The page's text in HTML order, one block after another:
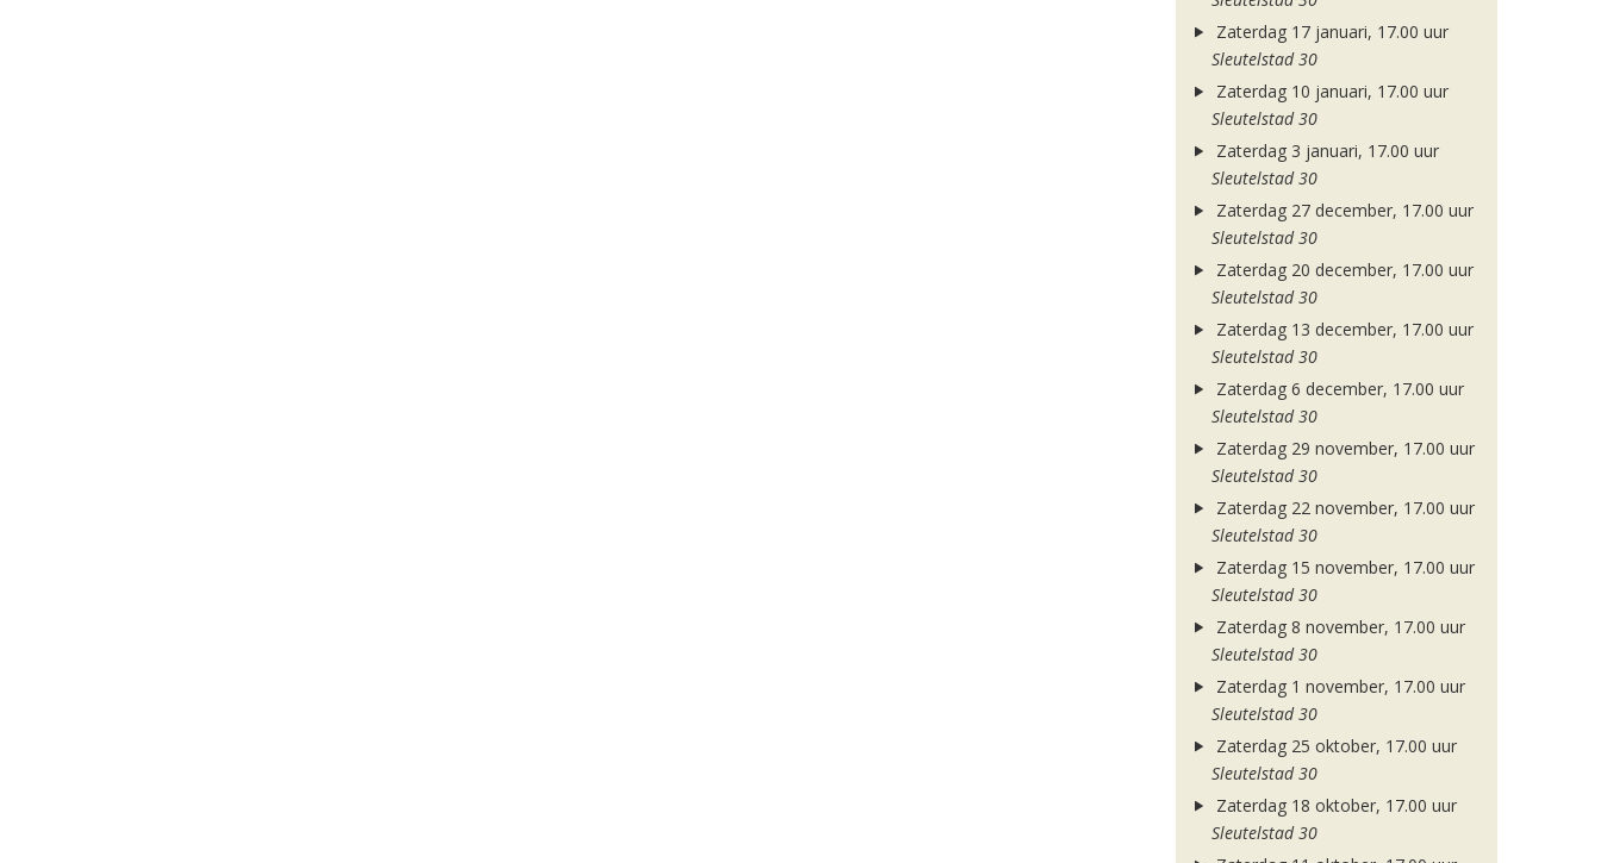
Zaterdag 17 januari, 17.00 uur
Sleutelstad 30
Zaterdag 10 januari, 17.00 uur
Sleutelstad 30
Zaterdag 3 januari, 17.00 uur
Sleutelstad 30
Zaterdag 27 december, 17.00 uur
Sleutelstad 30
Zaterdag 20 december, 17.00 uur
Sleutelstad 30
Zaterdag 13 december, 17.00 uur
Sleutelstad 30
Zaterdag 6 december, 17.00 uur
Sleutelstad 30
Zaterdag 29 november, 17.00 uur
Sleutelstad 30
Zaterdag 22 november, 17.00 uur
Sleutelstad 30
Zaterdag 15 november, 17.00 uur
Sleutelstad 30
Zaterdag 8 november, 17.00 uur
Sleutelstad 30
Zaterdag 1 november, 17.00 uur
Sleutelstad 30
Zaterdag 25 oktober, 17.00 uur
Sleutelstad 30
Zaterdag 18 oktober, 17.00 uur
Sleutelstad 30